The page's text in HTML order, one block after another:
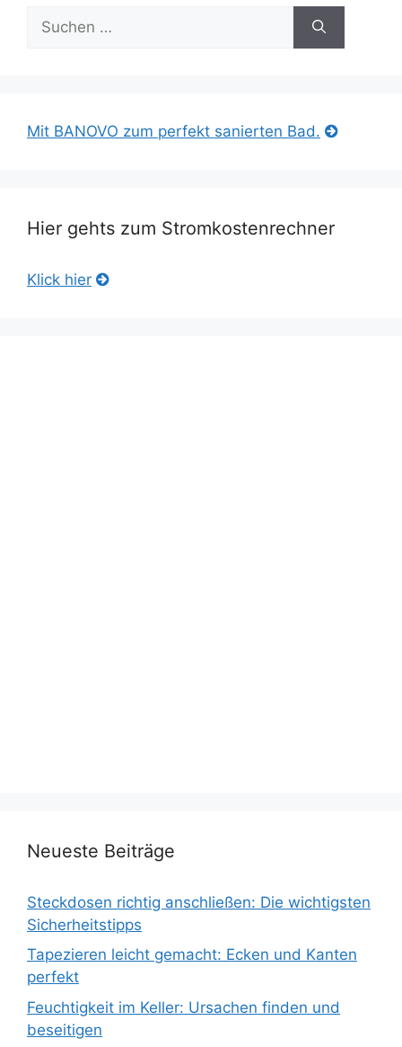
nach:
Mit BANOVO zum perfekt sanierten Bad.
Hier gehts zum Stromkostenrechner
Klick hier
Neueste Beiträge
Steckdosen richtig anschließen: Die wichtigsten
Sicherheitstipps
Tapezieren leicht gemacht: Ecken und Kanten
perfekt
Feuchtigkeit im Keller: Ursachen finden und
beseitigen